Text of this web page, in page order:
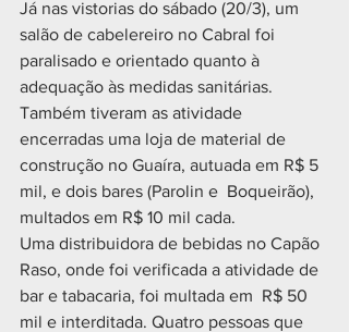
Já nas vistorias do sábado (20/3), um
salão de cabelereiro no Cabral foi
paralisado e orientado quanto à
adequação às medidas sanitárias.
Também tiveram as atividade
encerradas uma loja de material de
construção no Guaíra, autuada em R$ 5
mil, e dois bares (Parolin e  Boqueirão),
multados em R$ 10 mil cada.
Uma distribuidora de bebidas no Capão
Raso, onde foi verificada a atividade de
bar e tabacaria, foi multada em  R$ 50
mil e interditada. Quatro pessoas que